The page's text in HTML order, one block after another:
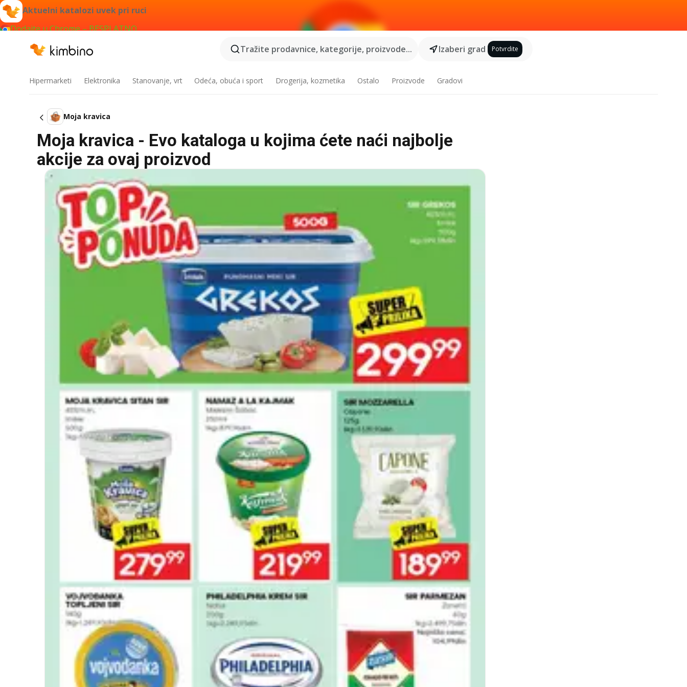
Aktuelni katalozi uvek pri ruci
Dodajte u Chrome – BESPLATNO
Tražite prodavnice, kategorije, proizvode...
Izaberi grad Potvrdite
Hipermarketi Elektronika Stanovanje, vrt Odeća, obuća i sport Drogerija, kozmetika Ostalo Proizvode Gradovi
Moja kravica
Moja kravica - Evo kataloga u kojima ćete naći najbolje
akcije za ovaj proizvod